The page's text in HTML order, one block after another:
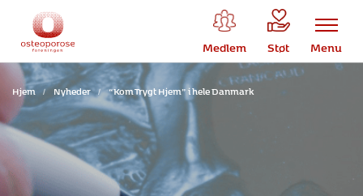
Medlem Støt Menu
Hjem / Nyheder / “Kom Trygt Hjem” i hele Danmark